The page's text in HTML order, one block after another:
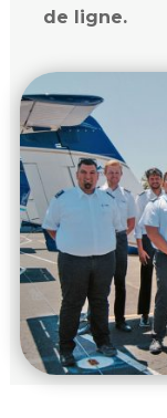
de ligne.